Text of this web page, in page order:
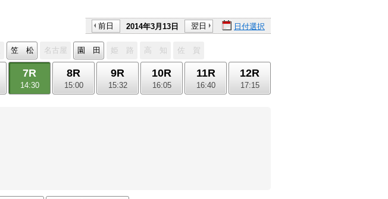
前日 2014年3月13日 翌日 日付選択
笠 松 名古屋 園 田 姫 路 高 知
佐 賀
7R
14:30
8R
15:00
9R
15:32
10R
16:05
11R
16:40
12R
17:15